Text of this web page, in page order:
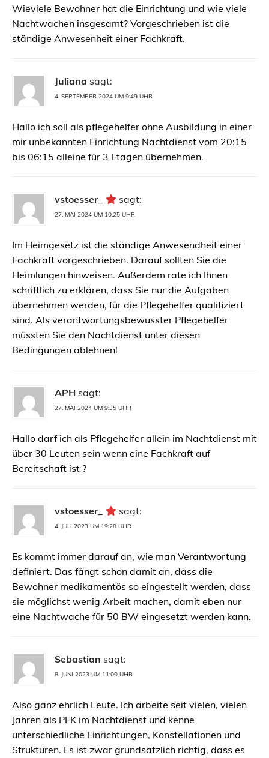
Wieviele Bewohner hat die Einrichtung und wie viele
Nachtwachen insgesamt? Vorgeschrieben ist die
ständige Anwesenheit einer Fachkraft.
Juliana sagt:
4. SEPTEMBER 2024 UM 9:49 UHR
Hallo ich soll als pflegehelfer ohne Ausbildung in einer
mir unbekannten Einrichtung Nachtdienst vom 20:15
bis 06:15 alleine für 3 Etagen übernehmen.
vstoesser_ sagt:
27. MAI 2024 UM 10:25 UHR
Im Heimgesetz ist die ständige Anwesendheit einer
Fachkraft vorgeschrieben. Darauf sollten Sie die
Heimlungen hinweisen. Außerdem rate ich Ihnen
schriftlich zu erklären, dass Sie nur die Aufgaben
übernehmen werden, für die Pflegehelfer qualifiziert
sind. Als verantwortungsbewusster Pflegehelfer
müssten Sie den Nachtdienst unter diesen
Bedingungen ablehnen!
APH sagt:
27. MAI 2024 UM 9:35 UHR
Hallo darf ich als Pflegehelfer allein im Nachtdienst mit
über 30 Leuten sein wenn eine Fachkraft auf
Bereitschaft ist ?
vstoesser_ sagt:
4. JULI 2023 UM 19:28 UHR
Es kommt immer darauf an, wie man Verantwortung
definiert. Das fängt schon damit an, dass die
Bewohner medikamentös so eingestellt werden, dass
sie möglichst wenig Arbeit machen, damit eben nur
eine Nachtwache für 50 BW eingesetzt werden kann.
Sebastian sagt:
8. JUNI 2023 UM 11:00 UHR
Also ganz ehrlich Leute. Ich arbeite seit vielen, vielen
Jahren als PFK im Nachtdienst und kenne
unterschiedliche Einrichtungen, Konstellationen und
Strukturen. Es ist zwar grundsätzlich richtig, dass es